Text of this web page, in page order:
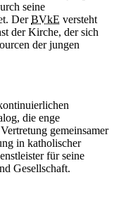
seine
DerBVkE versteht
der Kirche, der sich
der jungen
die enge
gemeinsamer
in katholischer
für seine
Gesellschaft.